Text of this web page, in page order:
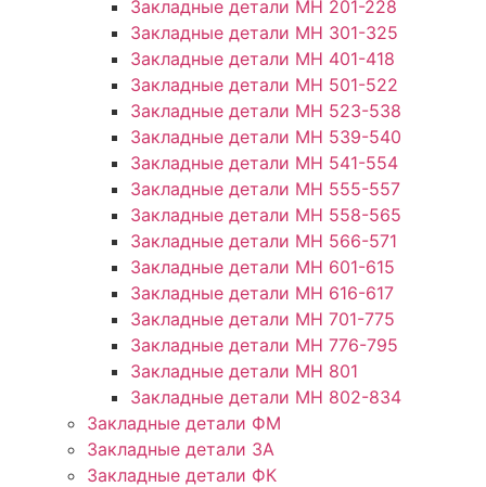
Закладные детали МН 201-228
Закладные детали МН 301-325
Закладные детали МН 401-418
Закладные детали МН 501-522
Закладные детали МН 523-538
Закладные детали МН 539-540
Закладные детали МН 541-554
Закладные детали МН 555-557
Закладные детали МН 558-565
Закладные детали МН 566-571
Закладные детали МН 601-615
Закладные детали МН 616-617
Закладные детали МН 701-775
Закладные детали МН 776-795
Закладные детали МН 801
Закладные детали МН 802-834
Закладные детали ФМ
Закладные детали ЗА
Закладные детали ФК